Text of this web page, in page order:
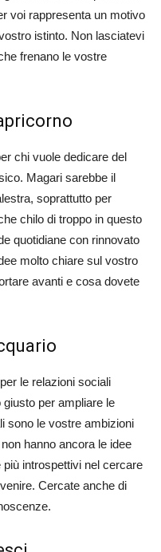
voi rappresenta un motivo
istinto. Non lasciatevi
frenano le vostre
chi vuole dedicare del
Magari sarebbe il
soprattutto per
chilo di troppo in questo
quotidiane con rinnovato
molto chiare sul vostro
avanti e cosa dovete
le relazioni sociali
giusto per ampliare le
sono le vostre ambizioni
hanno ancora le idee
introspettivi nel cercare
Cercate anche di